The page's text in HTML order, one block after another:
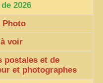
2026
Photo
voir
postales et de
et photographes